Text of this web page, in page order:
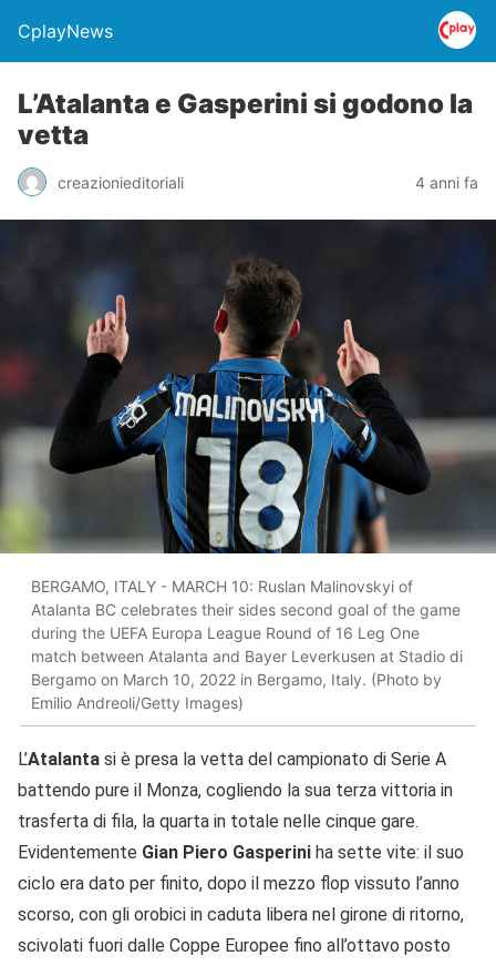
CplayNews
L’Atalanta e Gasperini si godono la
vetta
creazionieditoriali 4 anni fa
BERGAMO, ITALY - MARCH 10: Ruslan Malinovskyi of
Atalanta BC celebrates their sides second goal of the game
during the UEFA Europa League Round of 16 Leg One
match between Atalanta and Bayer Leverkusen at Stadio di
Bergamo on March 10, 2022 in Bergamo, Italy. (Photo by
Emilio Andreoli/Getty Images)
L’Atalanta si è presa la vetta del campionato di Serie A
battendo pure il Monza, cogliendo la sua terza vittoria in
trasferta di fila, la quarta in totale nelle cinque gare.
Evidentemente Gian Piero Gasperini ha sette vite: il suo
ciclo era dato per finito, dopo il mezzo flop vissuto l’anno
scorso, con gli orobici in caduta libera nel girone di ritorno,
scivolati fuori dalle Coppe Europee fino all’ottavo posto